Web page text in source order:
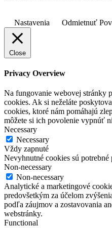
Nastavenia Odmietnuť
Close
Privacy Overview
Na fungovanie webovej stránky
cookies. Ak si neželáte
cookies, ktoré nám pomáhajú
môžete si ich povolenie vypnúť
Necessary
Necessary
Vždy zapnuté
Nevyhnutné cookies sú
Non-necessary
Non-necessary
Analytické a marketingové
predovšetkým za účelom
podľa záujmov a zostavovania
webstránky.
Functional